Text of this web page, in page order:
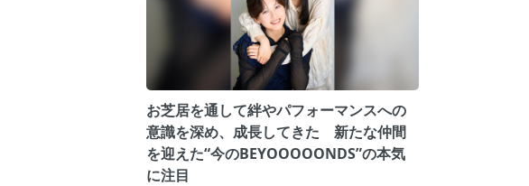
お芝居を通して絆やパフォーマンスへの
意識を深め、成長してきた 新たな仲間
を迎えた“今のBEYOOOOONDS”の本気
に注目